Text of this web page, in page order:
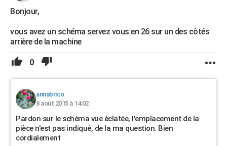
Bonjour,
vous avez un schéma servez vous en 26 sur un des côtés
arrière de la machine
0
annabrico
8 août 2015 à 14:02
Pardon sur le schéma vue éclatée, l'emplacement de la
pièce n'est pas indiqué, de la ma question. Bien
cordialement